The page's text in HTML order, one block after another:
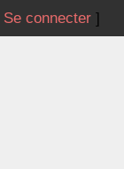
Se connecter]